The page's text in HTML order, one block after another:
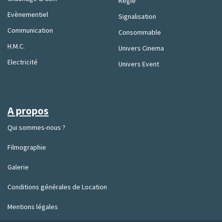
A propos
Qui sommes-nous ?
Filmographie
Galerie
Conditions générales de Location
Mentions légales
Signalisation
Consommable
Univers Cinema
Univers Event
Evènementiel
Communication
H.M.C.
Electricité